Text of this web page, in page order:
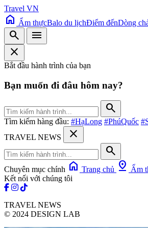
Travel VN
home Ẩm thựcBalo du lịchĐiểm đếnDòng
search
menu
close
Bắt đầu hành trình của bạn
Bạn muốn đi đâu hôm nay?
search
Tìm kiếm hàng đầu: #HạLong #PhúQuốc
TRAVEL NEWS
close
search
Chuyên mục chính home Trang chủ pin_drop Ẩm
Kết nối với chúng tôi
TRAVEL NEWS
© 2024 DESIGN LAB